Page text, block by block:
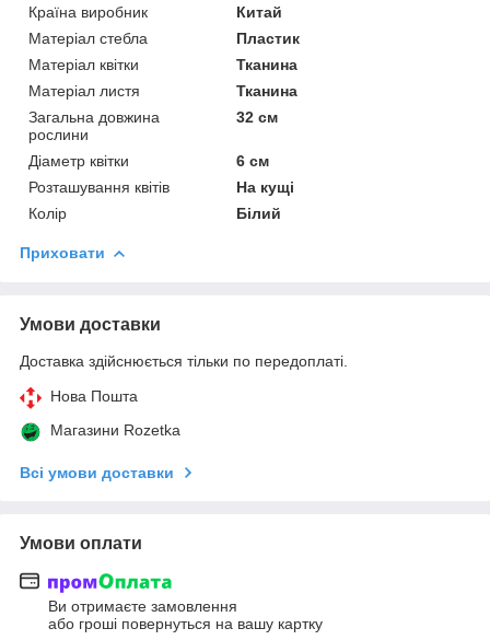
Країна виробник
Китай
Матеріал стебла
Пластик
Матеріал квітки
Тканина
Матеріал листя
Тканина
Загальна довжина
рослини
32 см
Діаметр квітки
6 см
Розташування квітів
На кущі
Колір
Білий
Приховати
Умови доставки
Доставка здійснюється тільки по передоплаті.
Нова Пошта
Магазини Rozetka
Всі умови доставки
Умови оплати
Ви отримаєте замовлення
або гроші повернуться на вашу картку